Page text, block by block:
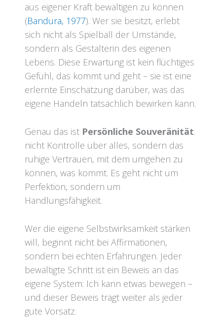
aus eigener Kraft bewältigen zu können
(Bandura, 1977). Wer sie besitzt, erlebt
sich nicht als Spielball der Umstände,
sondern als Gestalterin des eigenen
Lebens. Diese Erwartung ist kein flüchtiges
Gefühl, das kommt und geht – sie ist eine
erlernte Einschätzung darüber, was das
eigene Handeln tatsächlich bewirken kann.
Genau das ist Persönliche Souveränität:
nicht Kontrolle über alles, sondern das
ruhige Vertrauen, mit dem umgehen zu
können, was kommt. Es geht nicht um
Perfektion, sondern um
Handlungsfähigkeit.
Wer die eigene Selbstwirksamkeit stärken
will, beginnt nicht bei Affirmationen,
sondern bei echten Erfahrungen. Jeder
bewältigte Schritt ist ein Beweis an das
eigene System: Ich kann etwas bewegen –
und dieser Beweis trägt weiter als jeder
gute Vorsatz.